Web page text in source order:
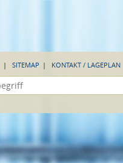
SITEMAP KONTAKT / LAGEPLAN